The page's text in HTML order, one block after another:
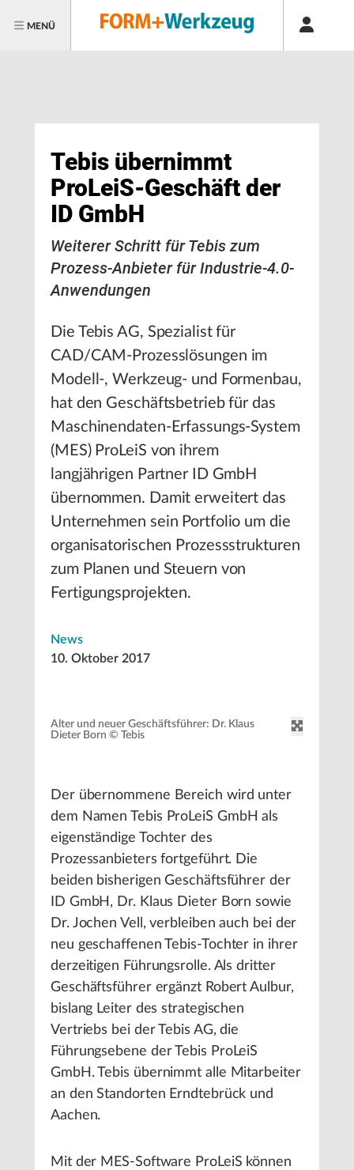
MENÜ
Tebis übernimmt
ProLeiS-Geschäft der
ID GmbH
Weiterer Schritt für Tebis zum
Prozess-Anbieter für Industrie-4.0-
Anwendungen
Die Tebis AG, Spezialist für
CAD/CAM-Prozesslösungen im
Modell-, Werkzeug- und Formenbau,
hat den Geschäftsbetrieb für das
Maschinendaten-Erfassungs-System
(MES) ProLeiS von ihrem
langjährigen Partner ID GmbH
übernommen. Damit erweitert das
Unternehmen sein Portfolio um die
organisatorischen Prozessstrukturen
zum Planen und Steuern von
Fertigungsprojekten.
News
10. Oktober 2017
Alter und neuer Geschäftsführer: Dr. Klaus
Dieter Born © Tebis
Der übernommene Bereich wird unter
dem Namen Tebis ProLeiS GmbH als
eigenständige Tochter des
Prozessanbieters fortgeführt. Die
beiden bisherigen Geschäftsführer der
ID GmbH, Dr. Klaus Dieter Born sowie
Dr. Jochen Vell, verbleiben auch bei der
neu geschaffenen Tebis-Tochter in ihrer
derzeitigen Führungsrolle. Als dritter
Geschäftsführer ergänzt Robert Aulbur,
bislang Leiter des strategischen
Vertriebs bei der Tebis AG, die
Führungsebene der Tebis ProLeiS
GmbH. Tebis übernimmt alle Mitarbeiter
an den Standorten Erndtebrück und
Aachen.
Mit der MES-Software ProLeiS können